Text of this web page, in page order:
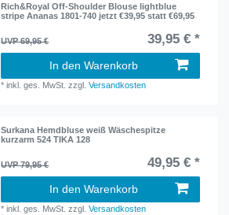
Rich&Royal Off-Shoulder Blouse lightblue
stripe Ananas 1801-740 jetzt €39,95 statt €69,95
UVP 69,95 € 39,95 € *
In den Warenkorb
*inkl. ges. MwSt. zzgl.Versandkosten
Surkana Hemdbluse weiß Wäschespitze
kurzarm 524 TIKA 128
UVP 79,95 € 49,95 € *
In den Warenkorb
*inkl. ges. MwSt. zzgl.Versandkosten